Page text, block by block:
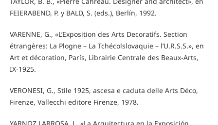
FEIERABEND, P. y BALD, S. (eds.), Berlín, 1992.
VARENNE, G., «L’Exposition des Arts Decoratifs. Section
étrangères: La Plogne – La Tchécolslovaquie – l’U.R.S.S.», en
Art et décoration, París, Librairie Centrale des Beaux-Arts,
IX-1925.
VERONESI, G., Stile 1925, ascesa e caduta delle Arts Déco,
Firenze, Vallecchi editore Firenze, 1978.